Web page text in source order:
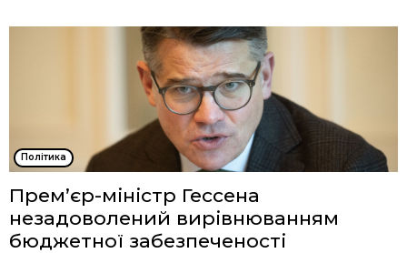
Політика
Прем’єр-міністр Гессена
незадоволений вирівнюванням
бюджетної забезпеченості